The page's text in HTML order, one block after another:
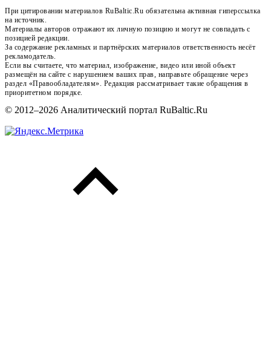
При цитировании материалов RuBaltic.Ru обязательна активная гиперссылка
на источник.
Материалы авторов отражают их личную позицию и могут не совпадать с
позицией редакции.
За содержание рекламных и партнёрских материалов ответственность несёт
рекламодатель.
Если вы считаете, что материал, изображение, видео или иной объект
размещён на сайте с нарушением ваших прав, направьте обращение через
раздел «Правообладателям». Редакция рассматривает такие обращения в
приоритетном порядке.
© 2012–2026 Аналитический портал RuBaltic.Ru